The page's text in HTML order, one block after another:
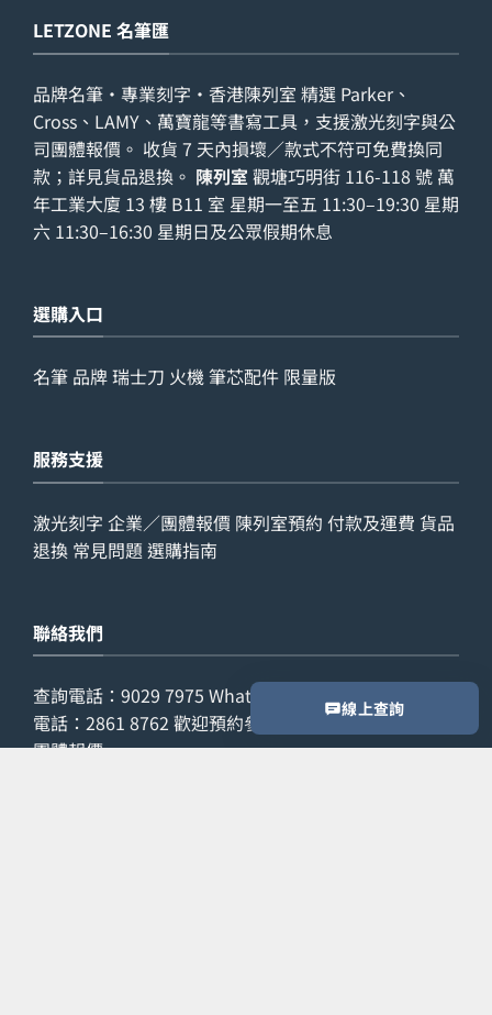
LETZONE 名筆匯
品牌名筆・專業刻字・香港陳列室 精選 Parker、
Cross、LAMY、萬寶龍等書寫工具，支援激光刻字與公
司團體報價。 收貨 7 天內損壞／款式不符可免費換同
款；詳見貨品退換 。 陳列室 觀塘巧明街 116-118 號 萬
年工業大廈 13 樓 B11 室 星期一至五 11:30–19:30 星期
六 11:30–16:30 星期日及公眾假期休息
選購入口
名筆 品牌瑞士刀 火機筆芯配件 限量版
服務支援
激光刻字 企業／團體報價 陳列室預約 付款及運費 貨品
退換 常見問題 選購指南
聯絡我們
查詢電話： 9029 7975 WhatsApp： 6538 6541辦公室
電話： 2861 8762 歡迎預約參觀陳列室，或索取公司／
團體報價。
線上查詢